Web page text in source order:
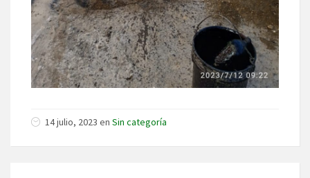
14 julio, 2023 en Sin categoría